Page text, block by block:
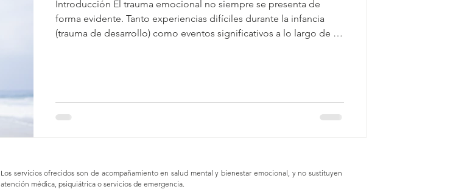
Introducción El trauma emocional no siempre se presenta de
forma evidente. Tanto experiencias difíciles durante la infancia
(trauma de desarrollo) como eventos significativos a lo largo de la
manera como percibimos la vida. Reco
Los servicios ofrecidos son de acompañamiento en salud mental y bienestar emocional, y no sustituyen
atención médica, psiquiátrica o servicios de emergencia.